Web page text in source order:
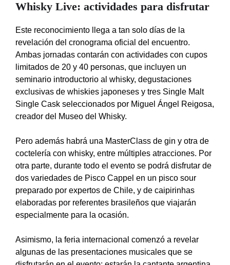
Whisky Live: actividades para disfrutar
Este reconocimiento llega a tan solo días de la
revelación del cronograma oficial del encuentro.
Ambas jornadas contarán con actividades con cupos
limitados de 20 y 40 personas, que incluyen un
seminario introductorio al whisky, degustaciones
exclusivas de whiskies japoneses y tres Single Malt
Single Cask seleccionados por Miguel Ángel Reigosa,
creador del Museo del Whisky.
Pero además habrá una MasterClass de gin y otra de
coctelería con whisky, entre múltiples atracciones. Por
otra parte, durante todo el evento se podrá disfrutar de
dos variedades de Pisco Cappel en un pisco sour
preparado por expertos de Chile, y de caipirinhas
elaboradas por referentes brasileños que viajarán
especialmente para la ocasión.
Asimismo, la feria internacional comenzó a revelar
algunas de las presentaciones musicales que se